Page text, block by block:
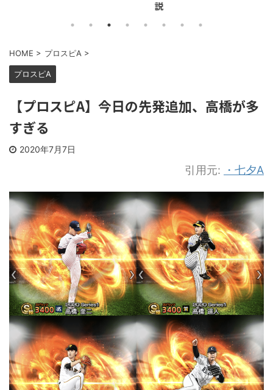
HOME プロスピA
プロスピA
【プロスピA】今日の先発追加、高橋が多
すぎる
2020年7月7日
引用元: ・七夕A